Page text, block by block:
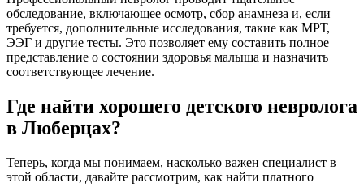
обследование, включающее осмотр, сбор анамнеза и, если
требуется, дополнительные исследования, такие как МРТ,
ЭЭГ и другие тесты. Это позволяет ему составить полное
представление о состоянии здоровья малыша и назначить
соответствующее лечение.
Где найти хорошего детского невролога
в Люберцах?
Теперь, когда мы понимаем, насколько важен специалист в
этой области, давайте рассмотрим, как найти платного